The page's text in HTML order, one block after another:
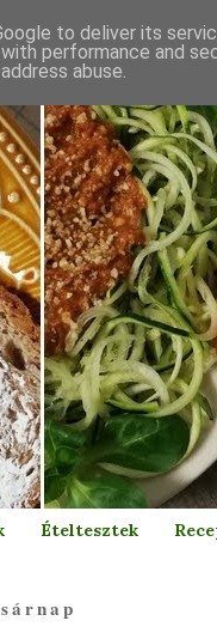
Ételtesztek
to deliver its
performance and
abuse.